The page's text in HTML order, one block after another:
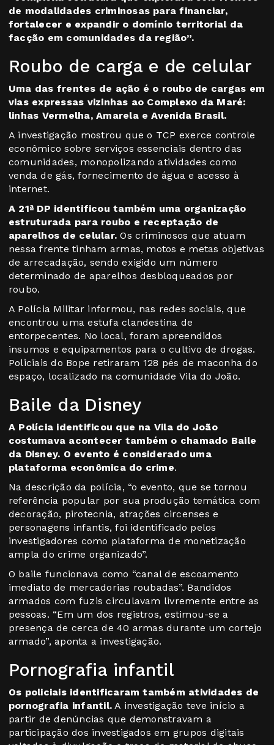
de modalidades criminosas para financiar,
fortalecer e expandir o domínio territorial da
facção em comunidades da região”.
Roubo de carga e de celular
Uma das frentes de ação é o roubo de cargas em
vias expressas vizinhas ao Complexo da Maré:
linhas Vermelha, Amarela e Avenida Brasil.
A investigação mostrou que o TCP exerce controle
econômico sobre serviços essenciais dentro das
comunidades, monopolizando atividades como
venda de gás, fornecimento de água e acesso à
internet.
A 21ª DP identificou também uma organização
estruturada para roubo e receptação de
aparelhos de celular. Os criminosos que atuam
nessa frente tinham armas, motos e metas objetivas
de arrecadação, sendo exigido um número
determinado de aparelhos desbloqueados por
roubo.
A Polícia Militar informou, nas redes sociais, que
encontrou uma estufa clandestina de
entorpecentes. No local, foram apreendidos
insumos e equipamentos para o cultivo de drogas.
Policiais do Bope retiraram 128 pés de maconha do
espaço, localizado na comunidade Vila do João.
Baile da Disney
A Polícia identificou que na Vila do João
costumava acontecer também o chamado Baile
da Disney. O evento é considerado uma
plataforma econômica do crime.
Na descrição da polícia, “o evento, que se tornou
referência popular por sua produção temática com
decoração, pirotecnia, atrações circenses e
personagens infantis, foi identificado pelos
investigadores como plataforma de monetização
ampla do crime organizado”.
O baile funcionava como “canal de escoamento
imediato de mercadorias roubadas”. Bandidos
armados com fuzis circulavam livremente entre as
pessoas. “Em um dos registros, estimou-se a
presença de cerca de 40 armas durante um cortejo
armado”, aponta a investigação.
Pornografia infantil
Os policiais identificaram também atividades de
pornografia infantil. A investigação teve início a
partir de denúncias que demonstravam a
participação dos investigados em grupos digitais